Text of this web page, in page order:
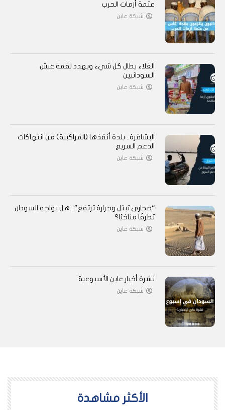
عتمة أزمات الحرب
شبكة عاين
الغلاء يطال كل شيء ويهدد لقمة عيش
السودانيين
شبكة عاين
البشاقرة.. بلدة أنقذها (المراكبية) من انتهاكات
الدعم السريع
شبكة عاين
“صحارى تبتل وحرارة ترتفع”.. هل يواجه السودان
تطرفًا مناخيًا؟
شبكة عاين
نشرة أخبار عاين الأسبوعية
شبكة عاين
اﻷكثر مشاهدة